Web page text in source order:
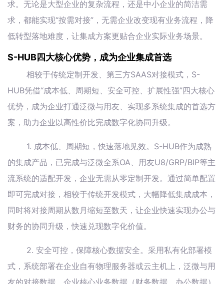
求。无论是大型企业的复杂流程，还是中小企业的简洁需
求，都能实现“按需对接”，无需企业改变现有业务流程，降
低转型落地难度，让集成方案更贴合企业实际业务场景。
S-HUB四大核心优势，成为企业集成首选
相较于传统定制开发、第三方SAAS对接模式，S-
HUB凭借“成本低、周期短、安全可控、扩展性强”四大核心
优势，成为企业打通泛微与用友、实现多系统集成的首选方
案，助力企业以高性价比完成数字化协同升级。
1. 成本低、周期短，快速落地见效。S-HUB作为成熟
的集成产品，已完成与泛微全系OA、用友U8/GRP/BIP等主
流系统的适配开发，企业无需从零定制开发。通过简单配置
即可完成对接，相较于传统开发模式，大幅降低集成成本，
同时将对接周期从数月缩短至数天，让企业快速实现办公与
财务的协同升级，快速兑现数字化价值。
2. 安全可控，保障核心数据安全。采用私有化部署模
式，系统部署在企业自有物理服务器或云主机上，泛微与用
友的对接数据、企业核心业务数据（财务数据、办公数据）